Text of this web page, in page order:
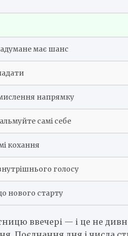
має шанс
напрямку
самі себе
кохання
голосу
нового старту
ввечері — і це не